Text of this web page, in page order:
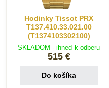
Hodinky Tissot PRX
T137.410.33.021.00
(T1374103302100)
SKLADOM - ihneď k odberu
515 €
Do košíka